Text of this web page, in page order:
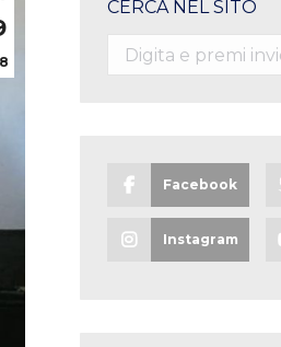
CERCA NEL SITO
Search:
Facebook
Instagram